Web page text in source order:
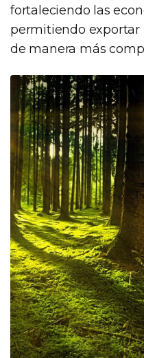
fortaleciendo las
permitiendo exportar
de manera más